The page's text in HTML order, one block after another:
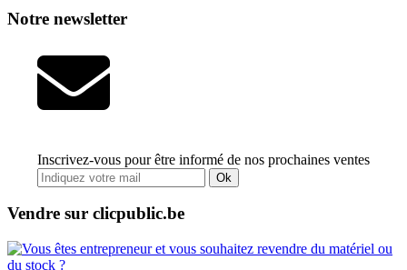
Notre newsletter
Inscrivez-vous pour être informé de nos prochaines ventes
Ok
Vendre sur clicpublic.be